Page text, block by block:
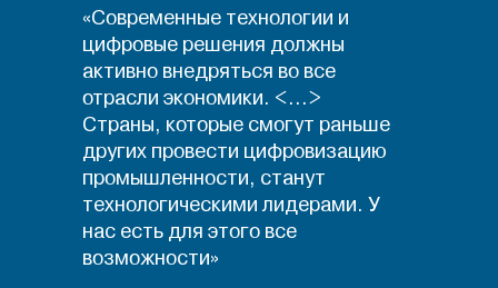
«Современные технологии и
цифровые решения должны
активно внедряться во все
отрасли экономики. <...>
Страны, которые смогут раньше
других провести цифровизацию
промышленности, станут
технологическими лидерами. У
нас есть для этого все
возможности»